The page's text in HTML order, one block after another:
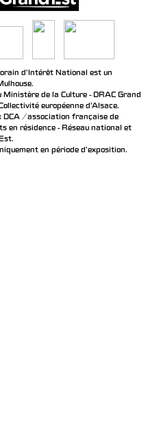
d’Intérêt National est un
de la Culture - DRAC Grand
européenne d’Alsace.
/ association française de
en résidence - Réseau national et
en période d'exposition.